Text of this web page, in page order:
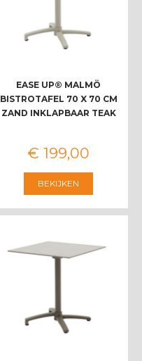
EASE UP® MALMÖ
BISTROTAFEL 70 X 70 CM
ZAND INKLAPBAAR TEAK
€ 199,00
BEKIJKEN